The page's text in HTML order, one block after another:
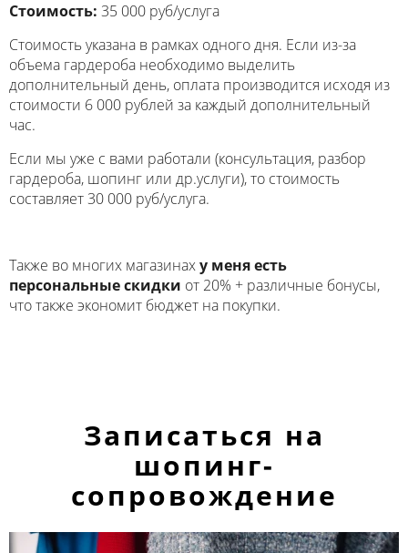
Стоимость: 35 000 руб/услуга
Стоимость указана в рамках одного дня. Если из-за
объема гардероба необходимо выделить
дополнительный день, оплата производится исходя из
стоимости 6 000 рублей за каждый дополнительный
час.
Если мы уже с вами работали (консультация, разбор
гардероба, шопинг или др.услуги), то стоимость
составляет 30 000 руб/услуга.
Также во многих магазинаху меня есть
персональные скидки от 20% + различные бонусы,
что также экономит бюджет на покупки.
Записаться на
шопинг-
сопровождение